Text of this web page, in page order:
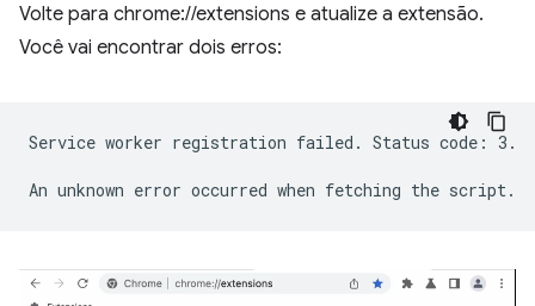
Volte para chrome://extensions e atualize a extensão.
Você vai encontrar dois erros:
Service worker registration failed. Status code: 3.